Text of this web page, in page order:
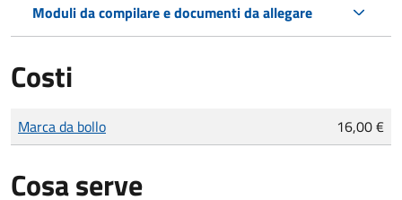
Moduli da compilare e documenti da allegare
Costi
Tipo di pagamento
Importo
Marca da bollo 16,00 €
Cosa serve